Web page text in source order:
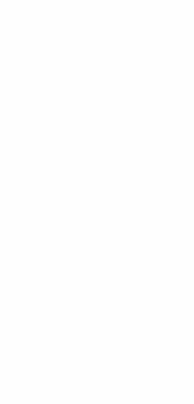
I PRODOTTI DEL
Botanica 100 gr;
gr; un sacchetto di
INGREDIENTI per
Botanica 100 gr:
cipolla, zucchero,